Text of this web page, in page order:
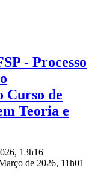
- Processo
Curso de
Teoria e
13h16
de 2026, 11h01